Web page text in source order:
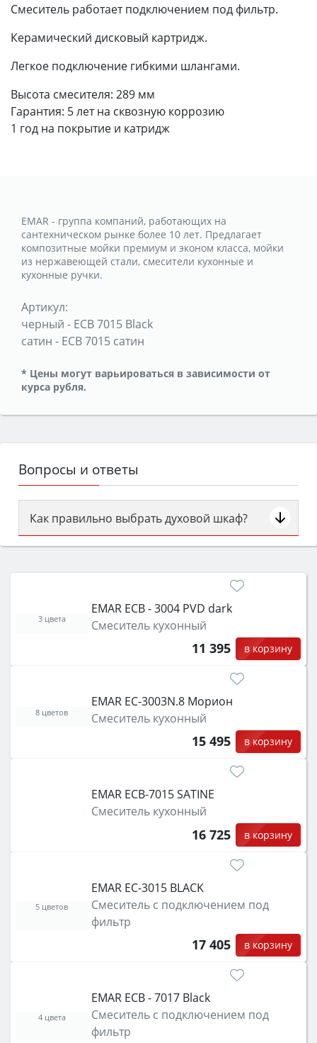
Смеситель работает подключением под фильтр.
Керамический дисковый картридж.
Легкое подключение гибкими шлангами.
Высота смесителя: 289 мм
Гарантия: 5 лет на сквозную коррозию
1 год на покрытие и катридж
EMAR - группа компаний, работающих на
сантехническом рынке более 10 лет. Предлагает
композитные мойки премиум и эконом класса, мойки
из нержавеющей стали, смесители кухонные и
кухонные ручки.
Артикул:
черный - ЕСВ 7015 Black
сатин - ЕСВ 7015 сатин
* Цены могут варьироваться в зависимости от
курса рубля.
Вопросы и ответы
Как правильно выбрать духовой шкаф?
Сначала определитесь с типом (газовый или
затем смотрите на объём 50–70 л для семьи,
функции (конвекция, гриль, самоочистка,
защита от детей).
EMAR ECB - 3004 PVD dark
Смеситель кухонный
11 395 в корзину
3 цвета
EMAR EC-3003N.8 Морион
Смеситель кухонный
15 495 в корзину
8 цветов
EMAR ЕСB-7015 SATINE
Смеситель кухонный
16 725 в корзину
EMAR EC-3015 BLACK
Смеситель с подключением под
фильтр
17 405 в корзину
5 цветов
EMAR ЕCB - 7017 Black
Смеситель с подключением под
фильтр
4 цвета